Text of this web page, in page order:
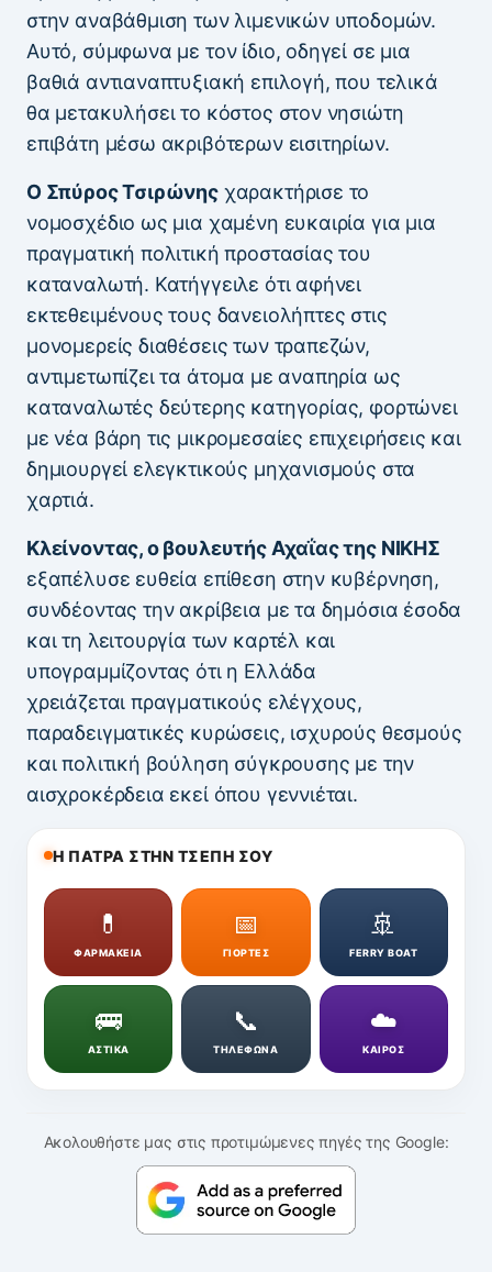
στην αναβάθμιση των λιμενικών υποδομών.
Αυτό, σύμφωνα με τον ίδιο, οδηγεί σε μια
βαθιά αντιαναπτυξιακή επιλογή, που τελικά
θα μετακυλήσει το κόστος στον νησιώτη
επιβάτη μέσω ακριβότερων εισιτηρίων.
Ο Σπύρος Τσιρώνηςχαρακτήρισε το
νομοσχέδιο ως μια χαμένη ευκαιρία για μια
πραγματική πολιτική προστασίας του
καταναλωτή. Κατήγγειλε ότι αφήνει
εκτεθειμένους τους δανειολήπτες στις
μονομερείς διαθέσεις των τραπεζών,
αντιμετωπίζει τα άτομα με αναπηρία ως
καταναλωτές δεύτερης κατηγορίας, φορτώνει
με νέα βάρη τις μικρομεσαίες επιχειρήσεις και
δημιουργεί ελεγκτικούς μηχανισμούς στα
χαρτιά.
Κλείνοντας, ο βουλευτής Αχαΐας της ΝΙΚΗΣ
εξαπέλυσε ευθεία επίθεση στην κυβέρνηση,
συνδέοντας την ακρίβεια με τα δημόσια έσοδα
και τη λειτουργία των καρτέλ και
υπογραμμίζοντας ότι η Ελλάδα
χρειάζεται πραγματικούς ελέγχους,
παραδειγματικές κυρώσεις, ισχυρούς θεσμούς
και πολιτική βούληση σύγκρουσης με την
αισχροκέρδεια εκεί όπου γεννιέται.
Η ΠΑΤΡΑ ΣΤΗΝ ΤΣΕΠΗ ΣΟΥ
💊
ΦΑΡΜΑΚΕΙΑ
📅
ΓΙΟΡΤΕΣ
🚢
FERRY BOAT
🚌
ΑΣΤΙΚΑ
📞
ΤΗΛΕΦΩΝΑ
☁️
ΚΑΙΡΟΣ
Ακολουθήστε μας στις προτιμώμενες πηγές της Google: